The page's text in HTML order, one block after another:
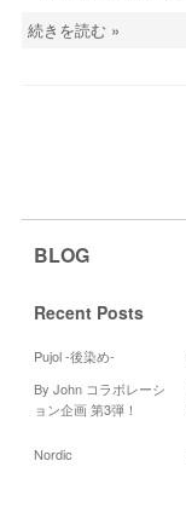
続きを読む »
BLOG
Recent Posts
Pujol -後染め-
By John コラボレーシ
ョン企画 第3弾！
Nordic